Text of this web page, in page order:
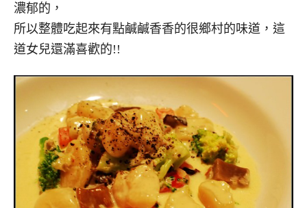
濃郁的，
所以整體吃起來有點鹹鹹香香的很鄉村的味道，這
道女兒還滿喜歡的!!